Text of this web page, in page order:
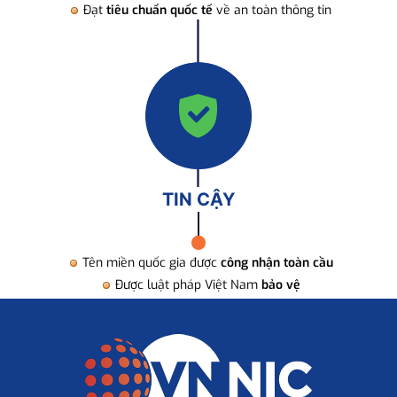
Đạt tiêu chuẩn quốc tế về an toàn thông tin
TIN CẬY
Tên miền quốc gia được công nhận toàn cầu
Được luật pháp Việt Nam bảo vệ